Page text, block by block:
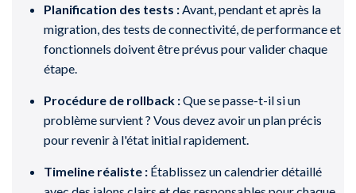
Planification des tests : Avant, pendant et après la
migration, des tests de connectivité, de performance et
fonctionnels doivent être prévus pour valider chaque
étape.
Procédure de rollback :Que se passe-t-il si un
problème survient ? Vous devez avoir un plan précis
pour revenir à l'état initial rapidement.
Timeline réaliste : Établissez un calendrier détaillé